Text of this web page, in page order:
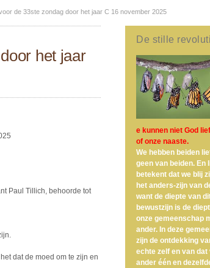
de 33ste zondag door het jaar C 16 november 2025
De stille
e kunnen niet God
of onze naaste.
We hebben beiden
geen van beiden. En
betekent dat we blij
het anders-zijn van
want de diepte van
bewustzijn is de
onze gemeenschap
ander. In deze
zijn de ontdekking
echte zelf en van dat
ander één en
het jaar
Paul Tillich, behoorde tot
dat de moed om te zijn en